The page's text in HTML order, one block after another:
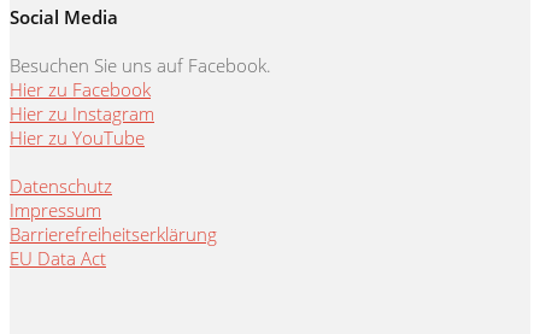
Social Media
Besuchen Sie uns auf Facebook.
Hier zu Facebook
Hier zu Instagram
Hier zu YouTube
Datenschutz
Impressum
Barrierefreiheitserklärung
EU Data Act